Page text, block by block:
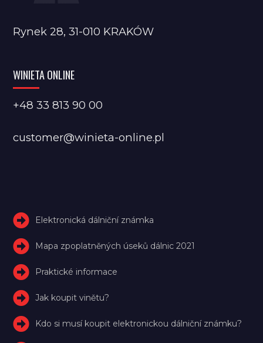
Rynek 28, 31-010 KRAKÓW
WINIETA ONLINE
+48 33 813 90 00
customer@winieta-online.pl
Elektronická dálniční známka
Mapa zpoplatněných úseků dálnic 2021
Praktické informace
Jak koupit vinětu?
Kdo si musí koupit elektronickou dálniční známku?